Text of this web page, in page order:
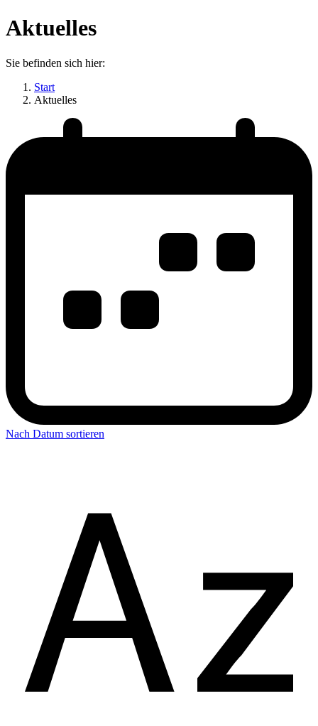
Aktuelles
Sie befinden sich hier:
Start
Aktuelles
Nach Datum sortieren